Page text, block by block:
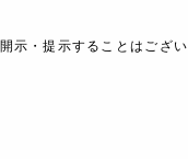
示・提示することはござい